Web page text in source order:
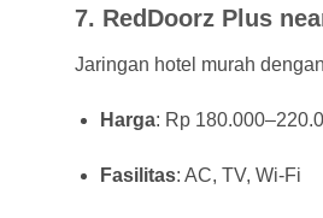
7. RedDoorz Plus
Jaringan hotel murah
Harga: Rp
Fasilitas: AC, TV, Wi-Fi